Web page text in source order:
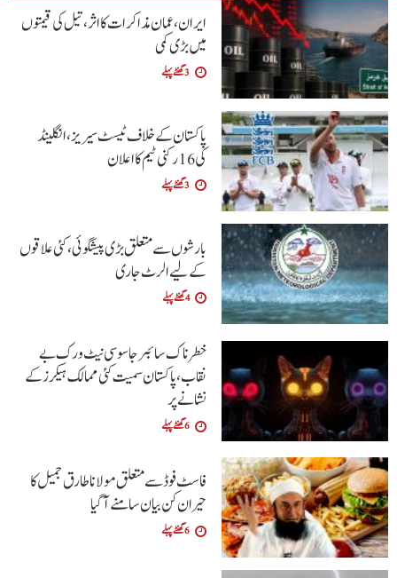
ایران، عمان مذاکرات کا اثر، تیل کی قیمتوں
میں بڑی کمی
پاکستان کے خلاف ٹیسٹ سیریز، انگلینڈ
کی 16 رکنی ٹیم کا اعلان
بارشوں سے متعلق بڑی پیشگوئی، کئی علاقوں
کے لیے الرٹ جاری
خطرناک سائبر جاسوسی نیٹ ورک بے
نقاب، پاکستان سمیت کئی ممالک ہیکرز کے
نشانے پر
فاسٹ فوڈ سے متعلق مولانا طارق جمیل کا
حیران کن بیان سامنے آگیا